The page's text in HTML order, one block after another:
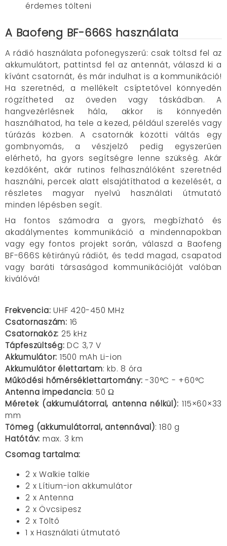
érdemes tölteni
A Baofeng BF-666S használata
A rádió használata pofonegyszerű: csak töltsd fel az
akkumulátort, pattintsd fel az antennát, válaszd ki a
kívánt csatornát, és már indulhat is a kommunikáció!
Ha szeretnéd, a mellékelt csíptetővel könnyedén
rögzítheted az öveden vagy táskádban. A
hangvezérlésnek hála, akkor is könnyedén
használhatod, ha tele a kezed, például szerelés vagy
túrázás közben. A csatornák közötti váltás egy
gombnyomás, a vészjelző pedig egyszerűen
elérhető, ha gyors segítségre lenne szükség. Akár
kezdőként, akár rutinos felhasználóként szeretnéd
használni, percek alatt elsajátíthatod a kezelését, a
részletes magyar nyelvű használati útmutató
minden lépésben segít.
Ha fontos számodra a gyors, megbízható és
akadálymentes kommunikáció a mindennapokban
vagy egy fontos projekt során, válaszd a Baofeng
BF-666S kétirányú rádiót, és tedd magad, csapatod
vagy baráti társaságod kommunikációját valóban
kiválóvá!
Frekvencia: UHF 420-450 MHz
Csatornaszám: 16
Csatornaköz: 25 kHz
Tápfeszültség: DC 3,7 V
Akkumulátor: 1500 mAh Li-ion
Akkumulátor élettartam: kb. 8 óra
Működési hőmérséklettartomány: -30°C - +60°C
Antenna impedancia: 50 Ω
Méretek (akkumulátorral, antenna nélkül): 115×60×33
mm
Tömeg (akkumulátorral, antennával): 180 g
Hatótáv: max. 3 km
Csomag tartalma:
2 x Walkie talkie
2 x Lítium-ion akkumulátor
2 x Antenna
2 x Övcsipesz
2 x Töltő
1 x Használati útmutató